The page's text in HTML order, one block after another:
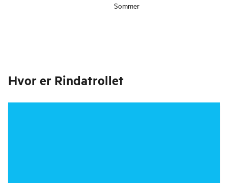
Sommer
Hvor er Rindatrollet